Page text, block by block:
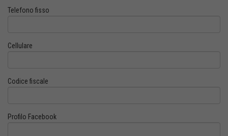
Telefono fisso
Cellulare
Codice fiscale
Profilo Facebook